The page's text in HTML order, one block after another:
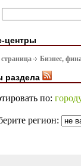
центры
Бизнес,
по:
регион: